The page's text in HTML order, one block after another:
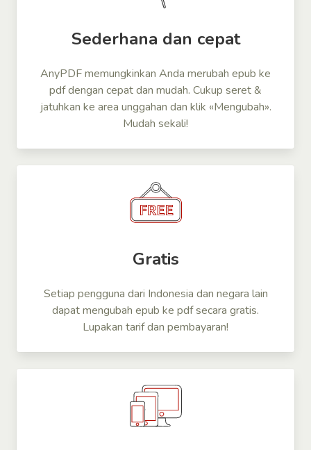
Sederhana dan cepat
AnyPDF memungkinkan Anda merubah epub ke
pdf dengan cepat dan mudah. Cukup seret &
jatuhkan ke area unggahan dan klik «Mengubah».
Mudah sekali!
Gratis
Setiap pengguna dari Indonesia dan negara lain
dapat mengubah epub ke pdf secara gratis.
Lupakan tarif dan pembayaran!